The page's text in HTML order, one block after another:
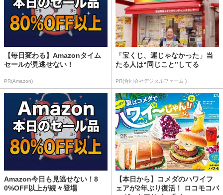
【毎日変わる】Amazonタイム
セールが見逃せない！
PR(Amazon)
「宝くじ、運じゃなかった」当
たる人は“同じこと”してる
PR(合同会社デジタルファーム )
Amazon今日も見逃せない！8
0%OFF以上が続々登場
【本日から】コメダのハワイフ
ェアが2年ぶり復活！ ロコモコバ